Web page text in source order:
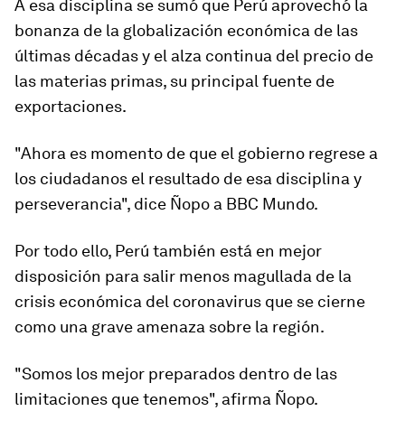
A esa disciplina se sumó que Perú aprovechó la
bonanza de la globalización económica de las
últimas décadas y el alza continua del precio de
las materias primas, su principal fuente de
exportaciones.
"Ahora es momento de que el gobierno regrese a
los ciudadanos el resultado de esa disciplina y
perseverancia", dice Ñopo a BBC Mundo.
Por todo ello, Perú también está en mejor
disposición para salir menos magullada de la
crisis económica del coronavirus que se cierne
como una grave amenaza sobre la región.
"Somos los mejor preparados dentro de las
limitaciones que tenemos", afirma Ñopo.